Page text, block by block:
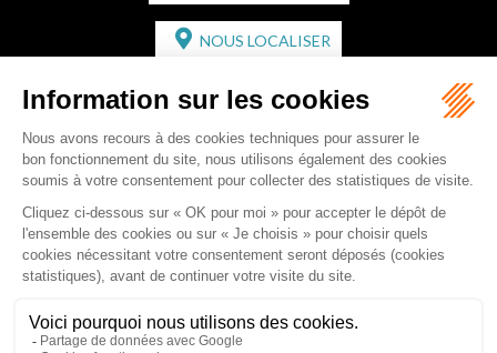
NOUS LOCALISER
CABINET SECONDAIRE
2 bis Avenue de l'Europe
33350 ST MAGNE-DE-CASTILLON
Tél :05 57 55 87 30 - Fax : 05 57 51 73 64
Email :gaucher-piola@gaucher-piola-avocat.fr
NOUS CONTACTER
NOUS LOCALISER